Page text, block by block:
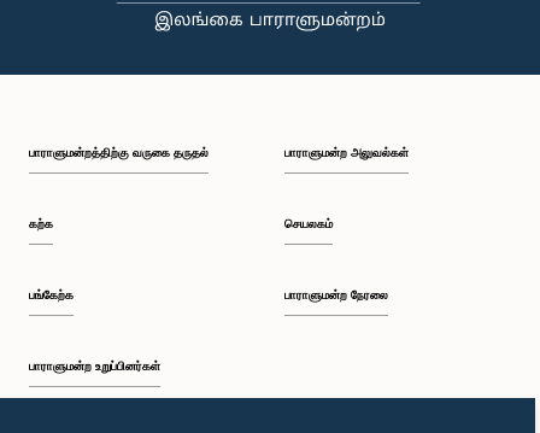
பாராளுமன்றத்திற்கு வருகை தருதல்
கற்க
பங்கேற்க
பாராளுமன்ற உறுப்பினர்கள்
பாராளுமன்ற அலுவல்கள்
செயலகம்
பாராளுமன்ற நேரலை